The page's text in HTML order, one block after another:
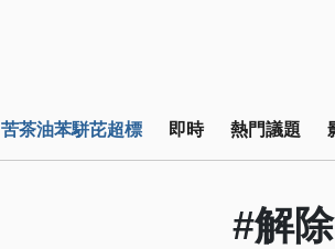
苦茶油苯駢芘超標 即時 熱門議題
#解除